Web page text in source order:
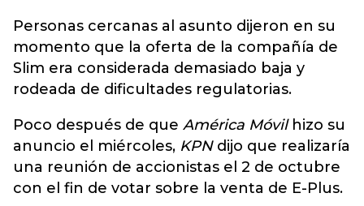
Personas cercanas al asunto dijeron en su
momento que la oferta de la compañía de
Slim era considerada demasiado baja y
rodeada de dificultades regulatorias.
Poco después de que América Móvilhizo su
anuncio el miércoles, KPNdijo que realizaría
una reunión de accionistas el 2 de octubre
con el fin de votar sobre la venta de E-Plus.